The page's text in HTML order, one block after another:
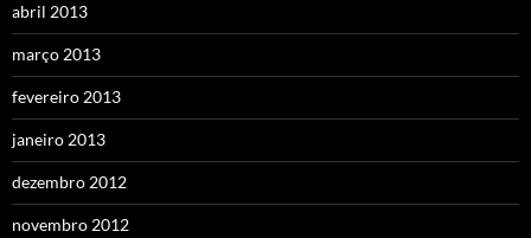
abril 2013
março 2013
fevereiro 2013
janeiro 2013
dezembro 2012
novembro 2012